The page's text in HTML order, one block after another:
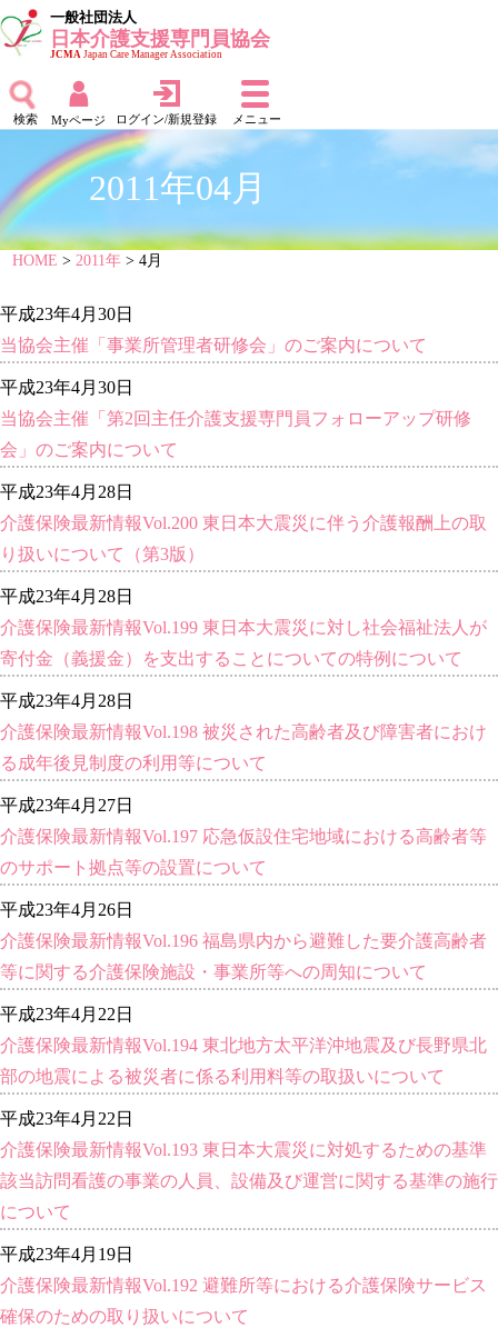
一般社団法人
日本介護支援専門員協会
JCMAJapan Care Manager Association
検索 Myページ ログイン/新規登録 メニュー
2011年04月
HOME >2011年 > 4月
平成23年4月30日
当協会主催「事業所管理者研修会」のご案内について
平成23年4月30日
当協会主催「第2回主任介護支援専門員フォローアップ研修
会」のご案内について
平成23年4月28日
介護保険最新情報Vol.200 東日本大震災に伴う介護報酬上の取
り扱いについて（第3版）
平成23年4月28日
介護保険最新情報Vol.199 東日本大震災に対し社会福祉法人が
寄付金（義援金）を支出することについての特例について
平成23年4月28日
介護保険最新情報Vol.198 被災された高齢者及び障害者におけ
る成年後見制度の利用等について
平成23年4月27日
介護保険最新情報Vol.197 応急仮設住宅地域における高齢者等
のサポート拠点等の設置について
平成23年4月26日
介護保険最新情報Vol.196 福島県内から避難した要介護高齢者
等に関する介護保険施設・事業所等への周知について
平成23年4月22日
介護保険最新情報Vol.194 東北地方太平洋沖地震及び長野県北
部の地震による被災者に係る利用料等の取扱いについて
平成23年4月22日
介護保険最新情報Vol.193 東日本大震災に対処するための基準
該当訪問看護の事業の人員、設備及び運営に関する基準の施行
について
平成23年4月19日
介護保険最新情報Vol.192 避難所等における介護保険サービス
確保のための取り扱いについて